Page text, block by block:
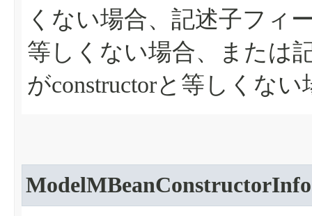
くない場合、記述子フィ
等しくない場合、または
がconstructorと等しくない
ModelMBeanConstructorInfo